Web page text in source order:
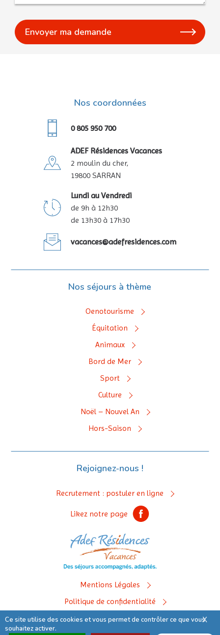
Nos coordonnées
0 805 950 700
ADEF Résidences Vacances
2 moulin du cher,
19800 SARRAN
Lundi au Vendredi
de 9h à 12h30
de 13h30 à 17h30
vacances@adefresidences.com
Nos séjours à thème
Oenotourisme
Équitation
Animaux
Bord de Mer
Sport
Culture
Noël – Nouvel An
Hors-Saison
Rejoignez-nous !
Recrutement : postuler en ligne
Likez notre page
Mentions Légales
Politique de confidentialité
© 2019 Adef Résidences Vacances X
Ce site utilise des cookies et vous permet de contrôler ce que vous
souhaitez activer.